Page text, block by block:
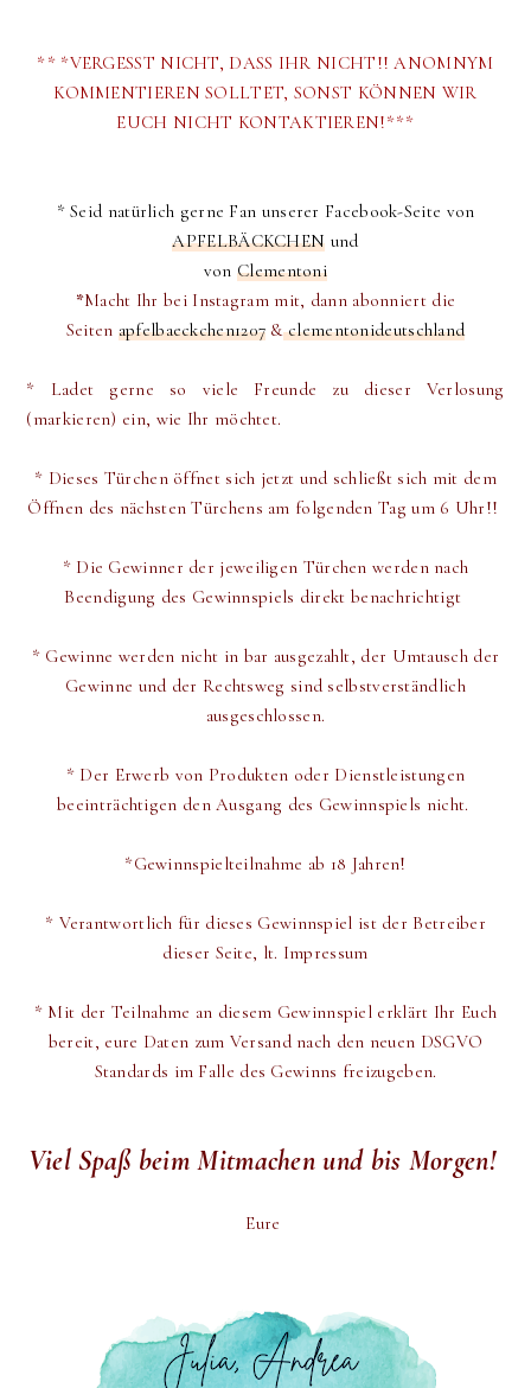
** *VERGESST NICHT, DASS IHR NICHT!! ANOMNYM
KOMMENTIEREN SOLLTET, SONST KÖNNEN WIR
EUCH NICHT KONTAKTIEREN!***
* Seid natürlich gerne Fan unserer Facebook-Seite von
APFELBÄCKCHEN und
vonClementoni
*Macht Ihr bei Instagram mit, dann abonniert die
Seiten apfelbaeckchen1207 & clementonideutschland
* Ladet gerne so viele Freunde zu dieser Verlosung
(markieren) ein, wie Ihr möchtet.
* Dieses Türchen öffnet sich jetzt und schließt sich mit dem
Öffnen des nächsten Türchens am folgenden Tag um 6 Uhr!!
* Die Gewinner der jeweiligen Türchen werdennach
Beendigung des Gewinnspiels direkt benachrichtigt
* Gewinne werden nicht in bar ausgezahlt, der Umtausch der
Gewinne und der Rechtsweg sind selbstverständlich
ausgeschlossen.
* Der Erwerb von Produkten oder Dienstleistungen
beeinträchtigen den Ausgang des Gewinnspiels nicht.
*Gewinnspielteilnahme ab 18 Jahren!
* Verantwortlich für dieses Gewinnspiel ist der Betreiber
dieser Seite, lt. Impressum
* Mit der Teilnahme an diesem Gewinnspiel erklärt Ihr Euch
bereit, eure Daten zum Versand nach den neuen DSGVO
Standards im Falle des Gewinns freizugeben.
Viel Spaß beim Mitmachen und bis Morgen!
Eure